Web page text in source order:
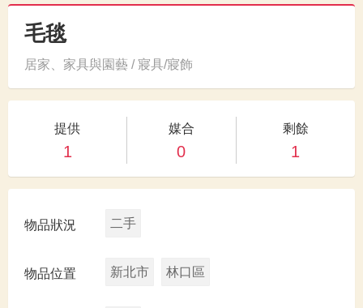
毛毯
居家、家具與園藝 / 寢具/寢飾
提供
1
媒合
0
剩餘
1
物品狀況 二手
物品位置 新北市 林口區